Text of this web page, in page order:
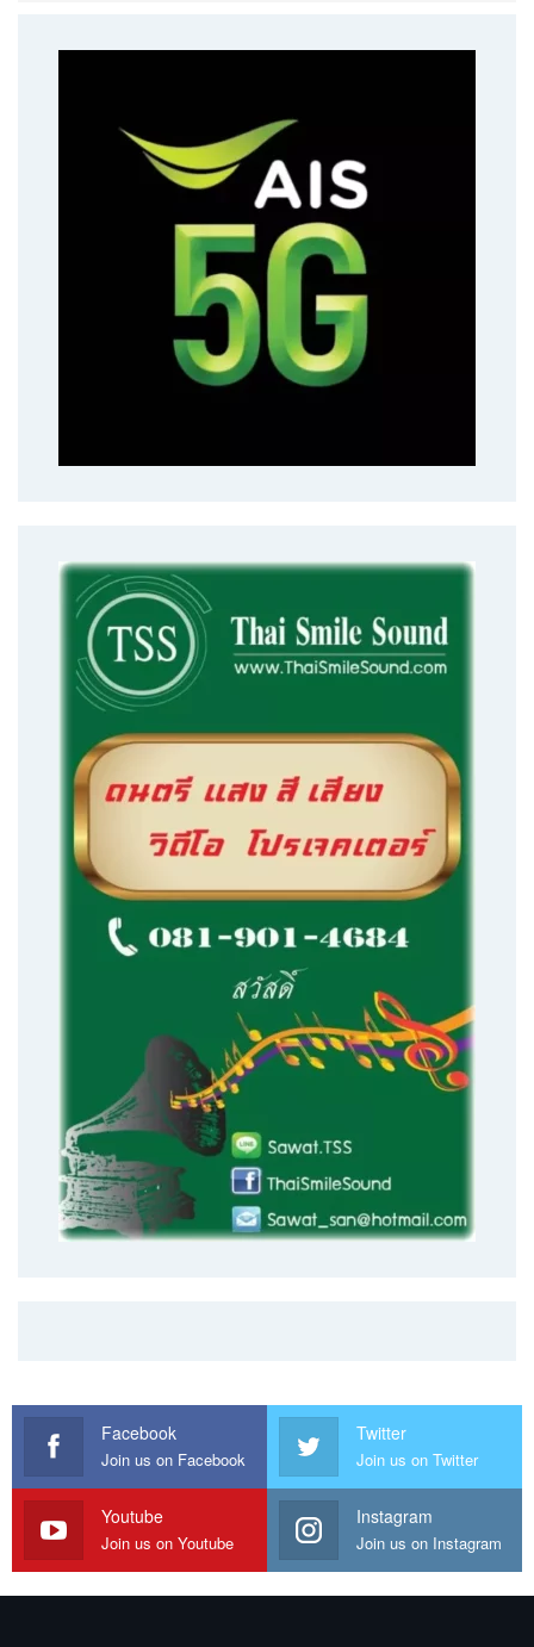
Facebook
Join us on Facebook
Twitter
Join us on Twitter
Youtube
Join us on Youtube
Instagram
Join us on Instagram